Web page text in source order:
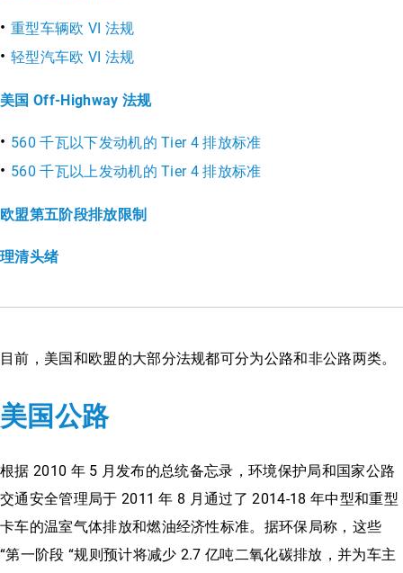
重型车辆欧 VI 法规
轻型汽车欧 VI 法规
美国 Off-Highway 法规
560 千瓦以下发动机的 Tier 4 排放标准
560 千瓦以上发动机的 Tier 4 排放标准
欧盟第五阶段排放限制
理清头绪
目前，美国和欧盟的大部分法规都可分为公路和非公路两类。
美国公路
根据 2010 年 5 月发布的总统备忘录，环境保护局和国家公路
交通安全管理局于 2011 年 8 月通过了 2014-18 年中型和重型
卡车的温室气体排放和燃油经济性标准。据环保局称，这些
“第一阶段 “规则预计将减少 2.7 亿吨二氧化碳排放，并为车主